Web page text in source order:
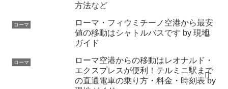
方法など
ローマ
ローマ・フィウミチーノ空港から最安
値の移動はシャトルバスです by 現地
ガイド
ローマ
ローマ空港からの移動はレオナルド・
エクスプレスが便利！テルミニ駅まで
の直通電車の乗り方・料金・時刻表 by